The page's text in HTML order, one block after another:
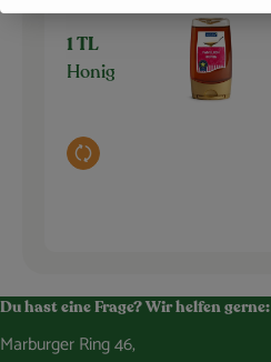
1 TL
Honig
Auswahl ändern
Du hast eine Frage? Wir helfen gerne:
Marburger Ring 46,